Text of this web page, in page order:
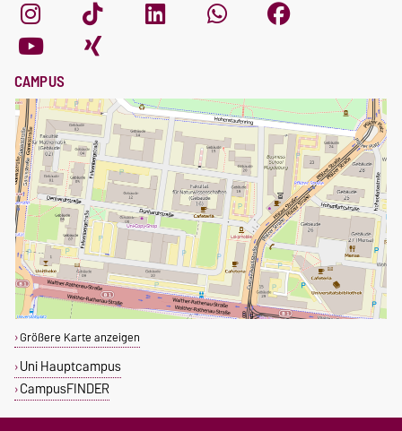
CAMPUS
Größere Karte anzeigen
Uni Hauptcampus
CampusFINDER